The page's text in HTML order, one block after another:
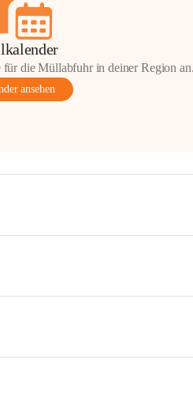
für die Müllabfuhr in deiner Region
ansehen